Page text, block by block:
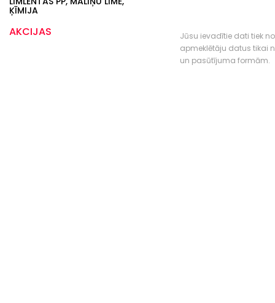
ĶĪMIJA
AKCIJAS
Jūsu ievadītie dati tiek
apmeklētāju datus tikai
un pasūtījuma formām.